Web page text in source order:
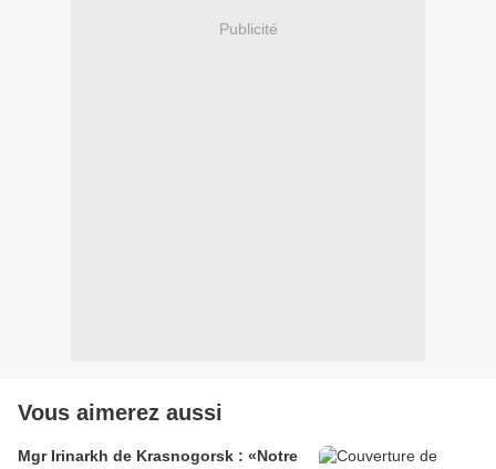
Publicité
Vous aimerez aussi
Mgr Irinarkh de Krasnogorsk : «Notre